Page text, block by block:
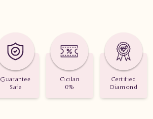
perhiasan Cincin Kawin Berlian
3.310 gram
Guarantee
Safe
Cicilan
0%
Certified
Diamond